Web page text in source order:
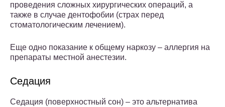
проведения сложных хирургических операций, а
также в случае дентофобии (страх перед
стоматологическим лечением).
Еще одно показание к общему наркозу – аллергия на
препараты местной анестезии.
Седация
Седация (поверхностный сон) – это альтернатива